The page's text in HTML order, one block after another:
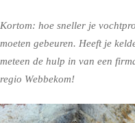
Kortom: hoe sneller je
moeten gebeuren. Heeft je
meteen de hulp in van een
regio Webbekom!